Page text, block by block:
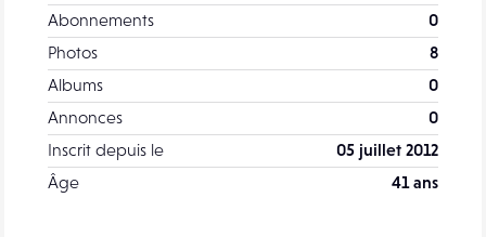
Abonnements
0
Photos
8
Albums
0
Annonces
0
Inscrit depuis le
05 juillet 2012
Âge
41 ans